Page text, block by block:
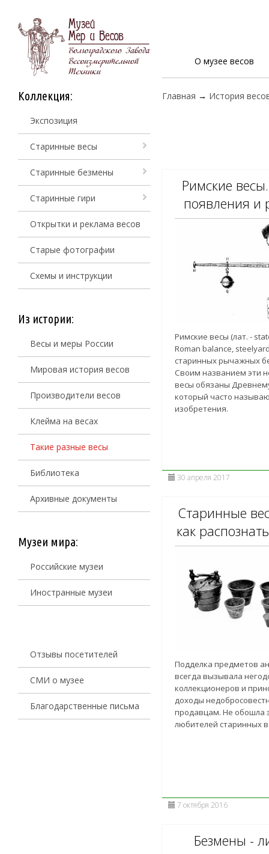
О музее весов
Коллекция:
Экспозиция
Старинные весы
Старинные безмены
Старинные гири
Открытки и реклама весов
Старые фотографии
Схемы и инструкции
Из истории:
Весы и меры России
Мировая история весов
Производители весов
Клейма на весах
Такие разные весы
Библиотека
Архивные документы
Музеи мира:
Российские музеи
Иностранные музеи
Отзывы посетителей
СМИ о музее
Благодарственные письма
Главная → История
Римские
появления и
Римские весы (лат. -
Roman balance,
старинных рычажных
Своим названием эти
весы обязаны
который часто
изобретения.
30 апреля 2017
Старинные
как
Подделка предметов
всегда вызывала
коллекционеров и
доходы
продавцам. Не обошла
любителей старинных
7 октября 2016
Безмены -